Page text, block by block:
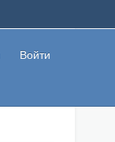
Войти